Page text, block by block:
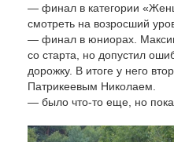
— финал в категории
смотреть на возросший
— финал в юниорах.
со старта, но допустил
дорожку. В итоге у него
Патрикеевым Николаем.
— было что-то еще, но